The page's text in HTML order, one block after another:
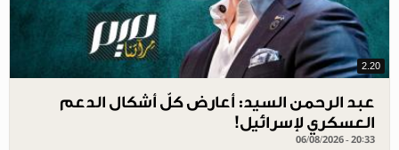
2.20
عبد الرحمن السيد: أعارض كلّ أشكال الدعم
العسكري لإسرائيل!
06/08/2026 - 20:33